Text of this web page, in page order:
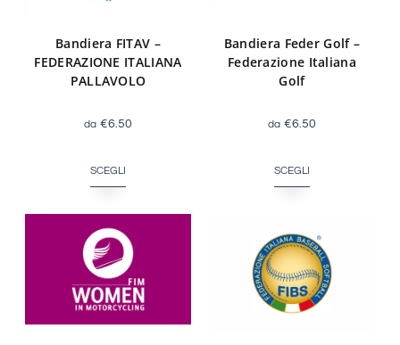
Bandiera FITAV –
FEDERAZIONE ITALIANA
PALLAVOLO
€6.50
SCEGLI
Bandiera Feder Golf –
Federazione Italiana
Golf
€6.50
SCEGLI